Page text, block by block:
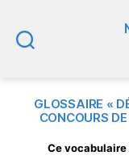
GLOSSAIRE «
CONCOURS
Ce